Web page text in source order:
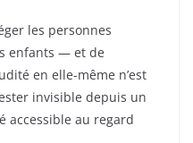
les personnes
enfants — et de
en elle-même n’est
invisible depuis un
accessible au regard